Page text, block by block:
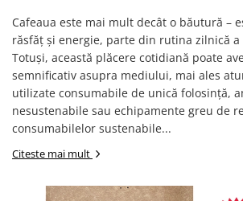
Cafeaua este mai mult decât o băutură –
răsfăț și energie, parte din rutina zilnică
Totuși, această plăcere cotidiană poate
semnificativ asupra mediului, mai ales
utilizate consumabile de unică folosință,
nesustenabile sau echipamente greu de
consumabilelor sustenabile...
Citeste mai mult